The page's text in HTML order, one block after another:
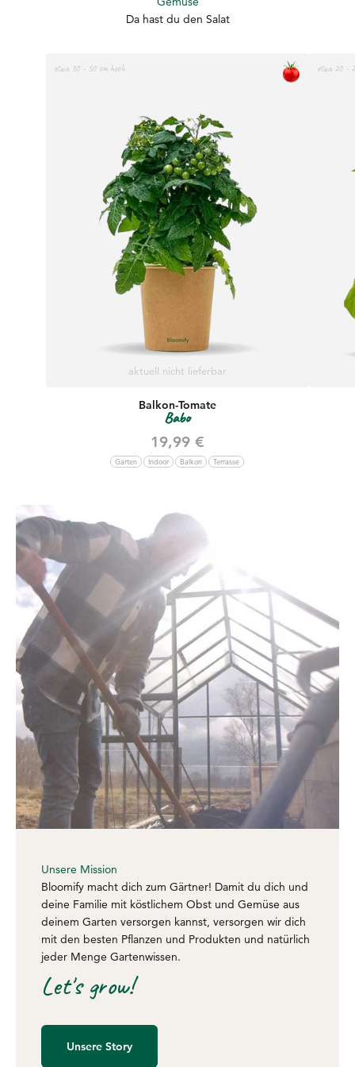
Da hast du den Salat
etwa 30 - 50 cm hoch
aktuell nicht lieferbar
Balkon-Tomate
Babo
Angebot
19,99 €
Garten Indoor Balkon Terrasse
etwa 20 -
Unsere Mission
Bloomify macht dich zum Gärtner! Damit du dich und
deine Familie mit köstlichem Obst und Gemüse aus
deinem Garten versorgen kannst, versorgen wir dich
mit den besten Pflanzen und Produkten und natürlich
jeder Menge Gartenwissen.
Let's grow!
Unsere Story